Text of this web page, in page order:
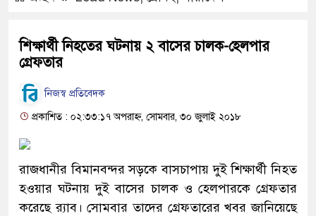
শিক্ষার্থী নিহতের ঘটনায় ২ বাসের চালক-হেলপার
গ্রেফতার
নিজস্ব প্রতিবেদক
প্রকাশিত : ০২:৩৩:১৭ অপরাহ্ন, সোমবার, ৩০ জুলাই ২০১৮
রাজধানীর বিমানবন্দর সড়কে বাসচাপায় দুই শিক্ষার্থী নিহত
হওয়ার ঘটনায় দুই বাসের চালক ও হেলপারকে গ্রেফতার
করেছে র‌্যাব। সোমবার তাদের গ্রেফতারের খবর জানিয়েছে